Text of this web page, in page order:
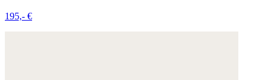
195,- €